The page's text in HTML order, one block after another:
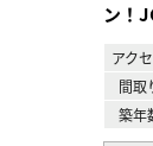
ン！
アク
間取
築年